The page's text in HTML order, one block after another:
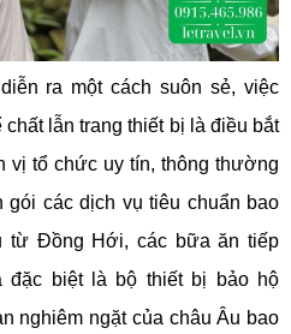
ra một cách suôn sẻ, việc
lẫn trang thiết bị là điều bắt
vị tổ chức uy tín, thông thường
các dịch vụ tiêu chuẩn bao
từ Đồng Hới, các bữa ăn tiếp
đặc biệt là bộ thiết bị bảo hộ
nghiêm ngặt của châu Âu bao